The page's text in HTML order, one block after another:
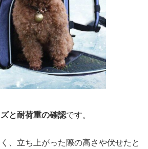
と耐荷重の確認です。
、立ち上がった際の高さや伏せたと